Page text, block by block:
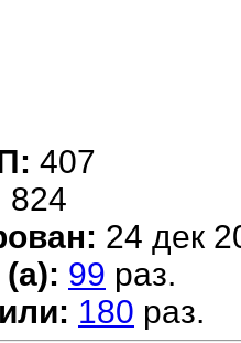
407
824
24 дек
99 раз.
180 раз.